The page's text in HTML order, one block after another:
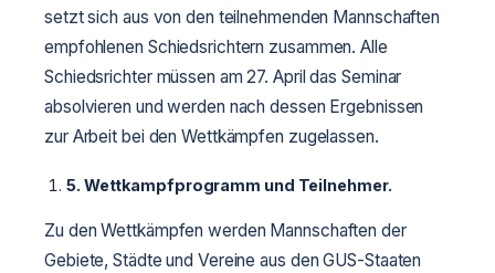
setzt sich aus von den teilnehmenden Mannschaften
empfohlenen Schiedsrichtern zusammen. Alle
Schiedsrichter müssen am 27. April das Seminar
absolvieren und werden nach dessen Ergebnissen
zur Arbeit bei den Wettkämpfen zugelassen.
5. Wettkampfprogramm und Teilnehmer.
Zu den Wettkämpfen werden Mannschaften der
Gebiete, Städte und Vereine aus den GUS-Staaten